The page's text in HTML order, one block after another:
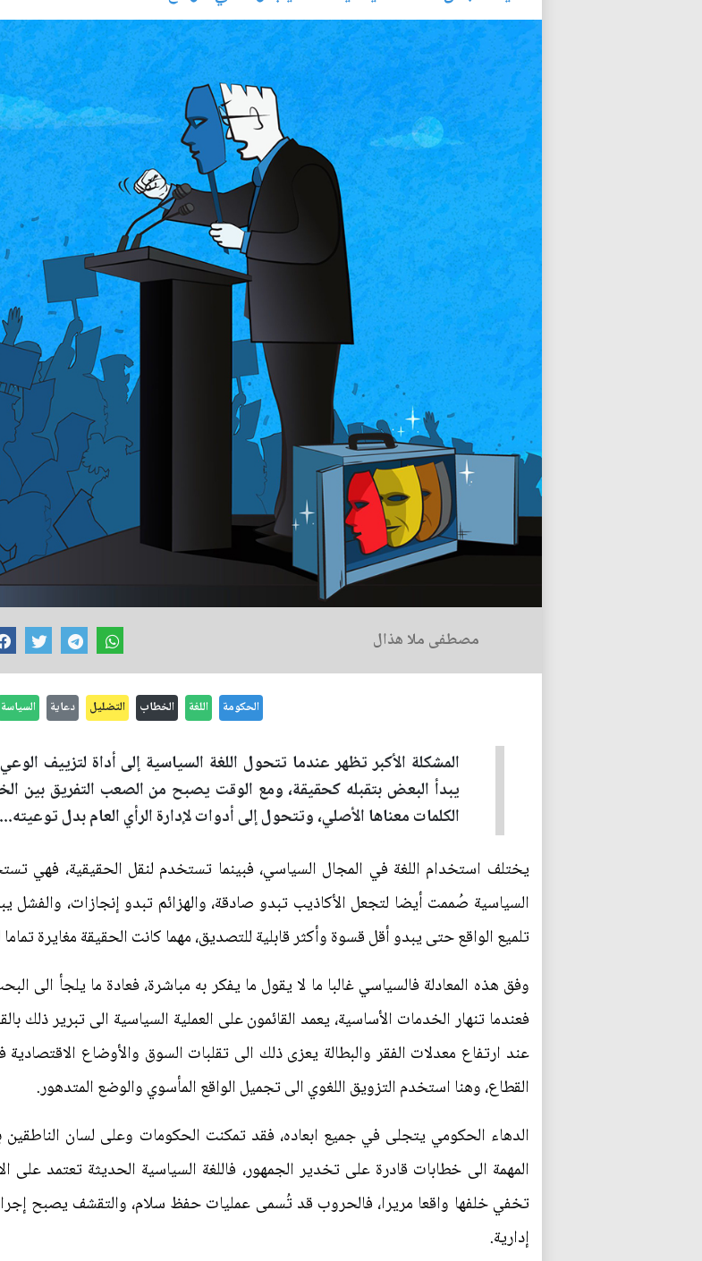
مصطفى ملا هذال
الحكومة اللغة الخطاب التضليل دعاية السياسة
المشكلة الأكبر تظهر عندما تتحول اللغة السياسية إلى أداة لتزييف
يبدأ البعض بتقبله كحقيقة، ومع الوقت يصبح من الصعب التفريق بين
الكلمات معناها الأصلي، وتتحول إلى أدوات لإدارة الرأي العام بدل توعيته...
يختلف استخدام اللغة في المجال السياسي، فبينما تستخدم لنقل الحقيقية، فهي
السياسية صُممت أيضا لتجعل الأكاذيب تبدو صادقة، والهزائم تبدو إنجازات، والفشل
تلميع الواقع حتى يبدو أقل قسوة وأكثر قابلية للتصديق، مهما كانت الحقيقة مغايرة
وفق هذه المعادلة فالسياسي غالبا ما لا يقول ما يفكر به مباشرة، فعادة ما يلجأ الى
فعندما تنهار الخدمات الأساسية، يعمد القائمون على العملية السياسية الى تبرير
عند ارتفاع معدلات الفقر والبطالة يعزى ذلك الى تقلبات السوق والأوضاع
القطاع، وهنا استخدم التزويق اللغوي الى تجميل الواقع المأسوي والوضع المتدهور.
الدهاء الحكومي يتجلى في جميع ابعاده، فقد تمكنت الحكومات وعلى لسان
المهمة الى خطابات قادرة على تخدير الجمهور، فاللغة السياسية الحديثة تعتمد على
تخفي خلفها واقعا مريرا، فالحروب قد تُسمى عمليات حفظ سلام، والتقشف يصبح
إدارية.